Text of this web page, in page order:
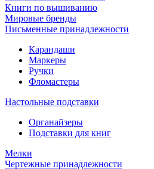
Книги по вышиванию
Мировые бренды
Письменные принадлежности
Карандаши
Маркеры
Ручки
Фломастеры
Настольные подставки
Органайзеры
Подставки для книг
Мелки
Чертежные принадлежности